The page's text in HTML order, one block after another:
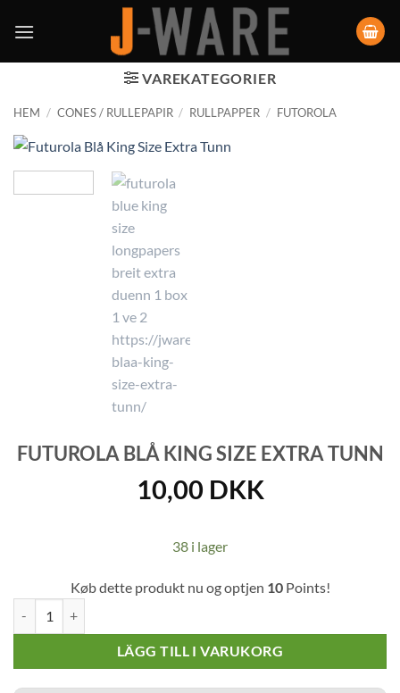
VAREKATEGORIER
HEM / CONES / RULLEPAPIR / RULLPAPPER / FUTOROLA
FUTUROLA BLÅ KING SIZE EXTRA TUNN
10,00 DKK
38 i lager
Køb dette produkt nu og optjen 10Points!
LÄGG TILL I VARUKORG